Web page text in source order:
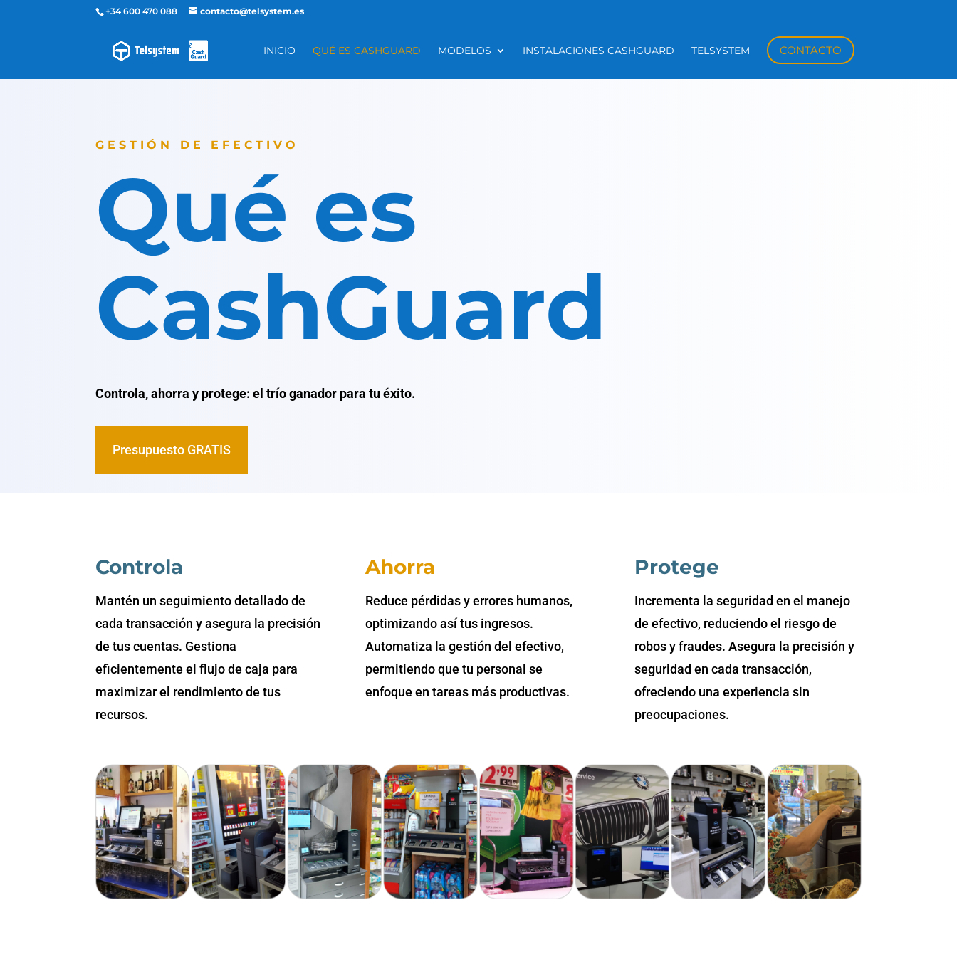
+34 600 470 088 contacto@telsystem.es
INICIO QUÉ ES CASHGUARD MODELOS INSTALACIONES CASHGUARD TELSYSTEM CONTACTO
GESTIÓN DE EFECTIVO
Qué es
CashGuard
Controla, ahorra y protege: el trío ganador para tu éxito.
Presupuesto GRATIS
Controla
Mantén un seguimiento detallado de
cada transacción y asegura la precisión
de tus cuentas. Gestiona
eficientemente el flujo de caja para
maximizar el rendimiento de tus
recursos.
Ahorra
Reduce pérdidas y errores humanos,
optimizando así tus ingresos.
Automatiza la gestión del efectivo,
permitiendo que tu personal se
enfoque en tareas más productivas.
Protege
Incrementa la seguridad en el manejo
de efectivo, reduciendo el riesgo de
robos y fraudes. Asegura la precisión y
seguridad en cada transacción,
ofreciendo una experiencia sin
preocupaciones.